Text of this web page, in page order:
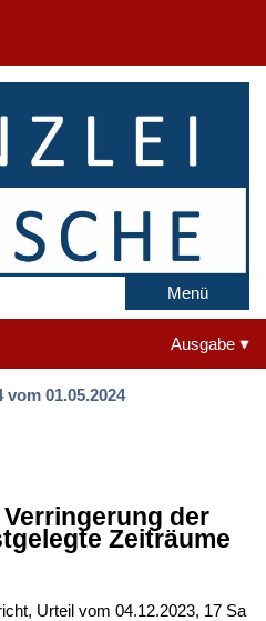
Menü
Ausgabe
01.05.2024
der
Zeiträume
Urteil vom 04.12.2023, 17 Sa